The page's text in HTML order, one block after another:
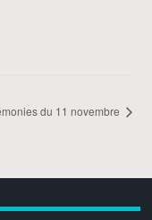
du 11 novembre